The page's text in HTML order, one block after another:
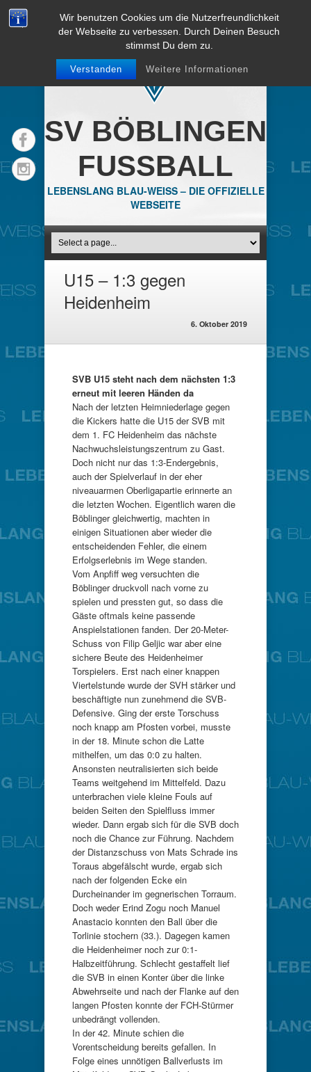
Wir benutzen Cookies um die Nutzerfreundlichkeit
der Webseite zu verbessen. Durch Deinen Besuch
stimmst Du dem zu.
Verstanden Weitere Informationen
SV BÖBLINGEN
FUSSBALL
LEBENSLANG BLAU-WEISS – DIE OFFIZIELLE
WEBSEITE
U15 – 1:3 gegen
Heidenheim
6. Oktober 2019
SVB U15 steht nach dem nächsten 1:3
erneut mit leeren Händen da
Nach der letzten Heimniederlage gegen
die Kickers hatte die U15 der SVB mit
dem 1. FC Heidenheim das nächste
Nachwuchsleistungszentrum zu Gast.
Doch nicht nur das 1:3-Endergebnis,
auch der Spielverlauf in der eher
niveauarmen Oberligapartie erinnerte an
die letzten Wochen. Eigentlich waren die
Böblinger gleichwertig, machten in
einigen Situationen aber wieder die
entscheidenden Fehler, die einem
Erfolgserlebnis im Wege standen.
Vom Anpfiff weg versuchten die
Böblinger druckvoll nach vorne zu
spielen und pressten gut, so dass die
Gäste oftmals keine passende
Anspielstationen fanden. Der 20-Meter-
Schuss von Filip Geljic war aber eine
sichere Beute des Heidenheimer
Torspielers. Erst nach einer knappen
Viertelstunde wurde der SVH stärker und
beschäftigte nun zunehmend die SVB-
Defensive. Ging der erste Torschuss
noch knapp am Pfosten vorbei, musste
in der 18. Minute schon die Latte
mithelfen, um das 0:0 zu halten.
Ansonsten neutralisierten sich beide
Teams weitgehend im Mittelfeld. Dazu
unterbrachen viele kleine Fouls auf
beiden Seiten den Spielfluss immer
wieder. Dann ergab sich für die SVB doch
noch die Chance zur Führung. Nachdem
der Distanzschuss von Mats Schrade ins
Toraus abgefälscht wurde, ergab sich
nach der folgenden Ecke ein
Durcheinander im gegnerischen Torraum.
Doch weder Erind Zogu noch Manuel
Anastacio konnten den Ball über die
Torlinie stochern (33.). Dagegen kamen
die Heidenheimer noch zur 0:1-
Halbzeitführung. Schlecht gestaffelt lief
die SVB in einen Konter über die linke
Abwehrseite und nach der Flanke auf den
langen Pfosten konnte der FCH-Stürmer
unbedrängt vollenden.
In der 42. Minute schien die
Vorentscheidung bereits gefallen. In
Folge eines unnötigen Ballverlusts im